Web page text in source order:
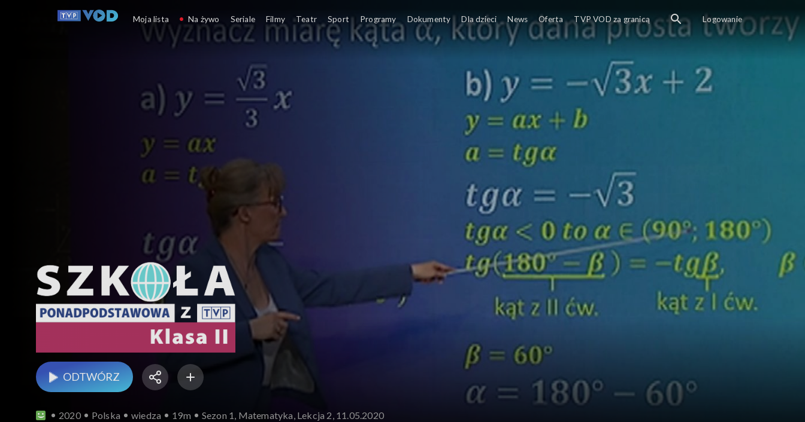
ODTWÓRZ
2020 Polska wiedza 19m Sezon 1, Matematyka, Lekcja 2, 11.05.2020
Moja lista Na żywo Seriale Filmy Teatr Sport Programy Dokumenty Dla dzieci News Oferta TVP VOD za granicą Logowanie